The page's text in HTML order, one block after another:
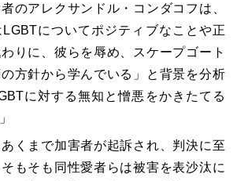
のアレクサンドル・コンダコフは、
LGBTについてポジティブなことや正
りに、彼らを辱め、スケープゴート
方針から学んでいる」と背景を分析
に対する無知と憎悪をかきたてる
くまで加害者が起訴され、判決に至
もそも同性愛者らは被害を表沙汰に